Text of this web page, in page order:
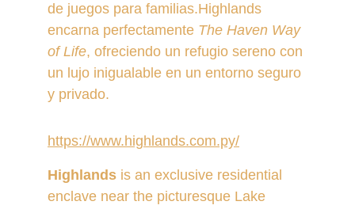
Highlands is an exclusive residential
enclave near the picturesque Lake
de juegos para familias.Highlands
encarna perfectamente The Haven Way
of Life, ofreciendo un refugio sereno con
un lujo inigualable en un entorno seguro
y privado.
https://www.highlands.com.py/